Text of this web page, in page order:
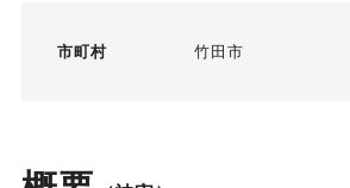
市町村 竹田市